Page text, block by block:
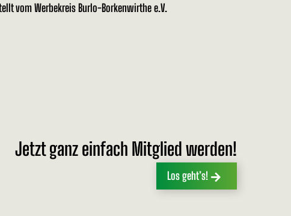
vom Werbekreis Burlo-Borkenwirthe e.V.
Jetzt ganz einfach Mitglied werden!
Los geht’s!